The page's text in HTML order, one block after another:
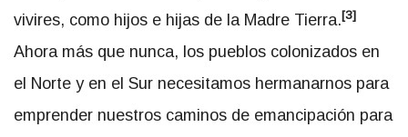
vivires, como hijos e hijas de la Madre Tierra.[3]
Ahora más que nunca, los pueblos colonizados en
el Norte y en el Sur necesitamos hermanarnos para
emprender nuestros caminos de emancipación para